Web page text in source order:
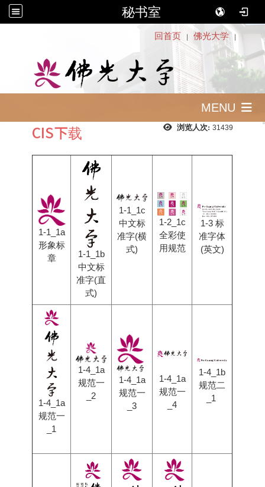
秘书室
回首页 ｜ 佛光大学 ｜
MENU
浏览人次: 31439
CIS下载
1-1_1a
形象标
章
1-1_1b
中文标
准字(直
式)
1-1_1c
中文标
准字(横
式)
1-2_1c
全彩使
用规范
1-3 标
准字体
(英文)
1-4_1a
规范一
_1
1-4_1a
规范一
_2
1-4_1a
规范一
_3
1-4_1a
规范一
_4
1-4_1b
规范二
_1